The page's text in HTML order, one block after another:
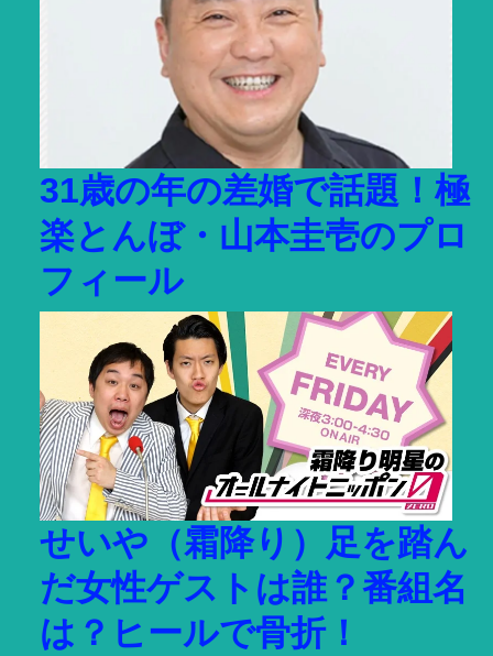
31歳の年の差婚で話題！極
楽とんぼ・山本圭壱のプロ
フィール
せいや（霜降り）足を踏ん
だ女性ゲストは誰？番組名
は？ヒールで骨折！